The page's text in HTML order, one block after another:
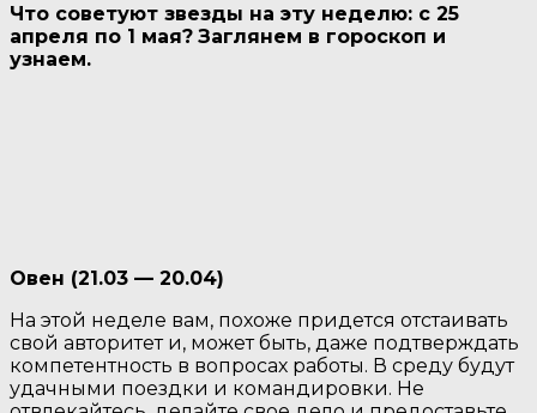
Что советуют звезды на эту неделю: с 25
апреля по 1 мая? Заглянем в гороскоп и
узнаем.
Овен (21.03 — 20.04)
На этой неделе вам, похоже придется отстаивать
свой авторитет и, может быть, даже подтверждать
компетентность в вопросах работы. В среду будут
удачными поездки и командировки. Не